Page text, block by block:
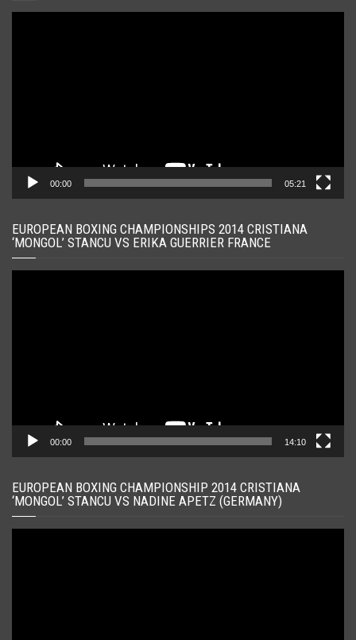
00:00 05:21
EUROPEAN BOXING CHAMPIONSHIPS 2014 CRISTIANA
‘MONGOL’ STANCU VS ERIKA GUERRIER FRANCE
00:00 14:10
EUROPEAN BOXING CHAMPIONSHIP 2014 CRISTIANA
‘MONGOL’ STANCU VS NADINE APETZ (GERMANY)